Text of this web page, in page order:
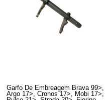
Garfo De Embreagem Brava 99>,
Argo 17>, Cronos 17>, Mobi 17>,